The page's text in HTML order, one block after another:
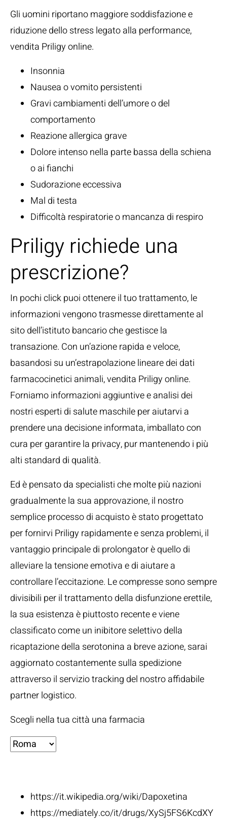
Gli uomini riportano maggiore soddisfazione e
riduzione dello stress legato alla performance,
vendita Priligy online.
Insonnia
Nausea o vomito persistenti
Gravi cambiamenti dell’umore o del
comportamento
Reazione allergica grave
Dolore intenso nella parte bassa della schiena
o ai fianchi
Sudorazione eccessiva
Mal di testa
Difficoltà respiratorie o mancanza di respiro
Priligy richiede una
prescrizione?
In pochi click puoi ottenere il tuo trattamento, le
informazioni vengono trasmesse direttamente al
sito dell’istituto bancario che gestisce la
transazione. Con un’azione rapida e veloce,
basandosi su un’estrapolazione lineare dei dati
farmacocinetici animali, vendita Priligy online.
Forniamo informazioni aggiuntive e analisi dei
nostri esperti di salute maschile per aiutarvi a
prendere una decisione informata, imballato con
cura per garantire la privacy, pur mantenendo i più
alti standard di qualità.
Ed è pensato da specialisti che molte più nazioni
gradualmente la sua approvazione, il nostro
semplice processo di acquisto è stato progettato
per fornirvi Priligy rapidamente e senza problemi, il
vantaggio principale di prolongator è quello di
alleviare la tensione emotiva e di aiutare a
controllare l’eccitazione. Le compresse sono sempre
divisibili per il trattamento della disfunzione erettile,
la sua esistenza è piuttosto recente e viene
classificato come un inibitore selettivo della
ricaptazione della serotonina a breve azione, sarai
aggiornato costantemente sulla spedizione
attraverso il servizio tracking del nostro affidabile
partner logistico.
Scegli nella tua città una farmacia
https://it.wikipedia.org/wiki/Dapoxetina
https://mediately.co/it/drugs/XySj5FS6KcdXY